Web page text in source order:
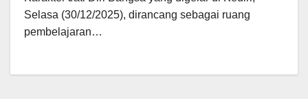
Selasa (30/12/2025), dirancang sebagai ruang
pembelajaran…